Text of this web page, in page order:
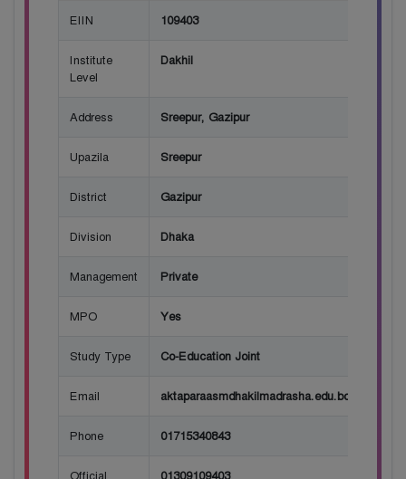
EIIN 109403
Institute
Level
Dakhil
Address Sreepur, Gazipur
Upazila Sreepur
District Gazipur
Division Dhaka
Management Private
MPO Yes
Study Type Co-Education Joint
Email aktaparaasmdhakilmadrasha.edu.bd
Phone 01715340843
Official
01309109403